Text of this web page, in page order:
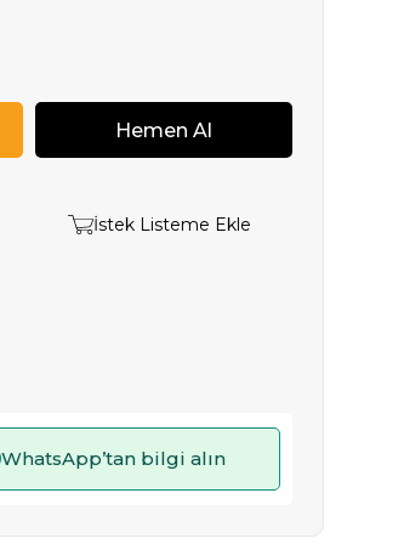
İstek Listeme Ekle
WhatsApp’tan bilgi alın